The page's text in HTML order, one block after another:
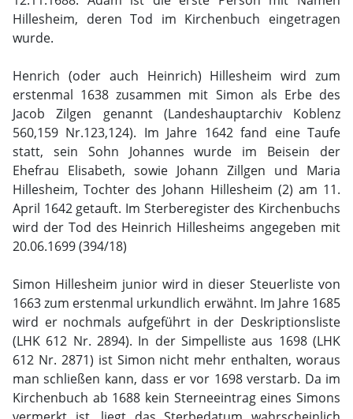
Hillesheim, deren Tod im Kirchenbuch eingetragen
wurde.
Henrich (oder auch Heinrich) Hillesheim wird zum
erstenmal 1638 zusammen mit Simon als Erbe des
Jacob Zilgen genannt (Landeshauptarchiv Koblenz
560,159 Nr.123,124). Im Jahre 1642 fand eine Taufe
statt, sein Sohn Johannes wurde im Beisein der
Ehefrau Elisabeth, sowie Johann Zillgen und Maria
Hillesheim, Tochter des Johann Hillesheim (2) am 11.
April 1642 getauft. Im Sterberegister des Kirchenbuchs
wird der Tod des Heinrich Hillesheims angegeben mit
20.06.1699 (394/18)
Simon Hillesheim junior wird in dieser Steuerliste von
1663 zum erstenmal urkundlich erwähnt. Im Jahre 1685
wird er nochmals aufgeführt in der Deskriptionsliste
(LHK 612 Nr. 2894). In der Simpelliste aus 1698 (LHK
612 Nr. 2871) ist Simon nicht mehr enthalten, woraus
man schließen kann, dass er vor 1698 verstarb. Da im
Kirchenbuch ab 1688 kein Sterneeintrag eines Simons